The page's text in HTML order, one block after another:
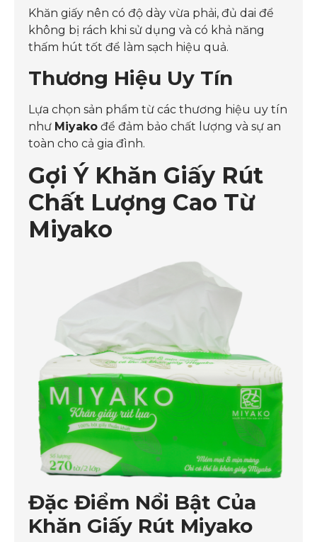
Khăn giấy nên có độ dày vừa phải, đủ dai để
không bị rách khi sử dụng và có khả năng
thấm hút tốt để làm sạch hiệu quả.
Thương Hiệu Uy Tín
Lựa chọn sản phẩm từ các thương hiệu uy tín
như Miyako để đảm bảo chất lượng và sự an
toàn cho cả gia đình.
Gợi Ý Khăn Giấy Rút
Chất Lượng Cao Từ
Miyako
Đặc Điểm Nổi Bật Của
Khăn Giấy Rút Miyako